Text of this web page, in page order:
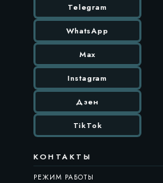
Telegram
WhatsApp
Max
Instagram
Дзен
TikTok
КОНТАКТЫ
РЕЖИМ РАБОТЫ